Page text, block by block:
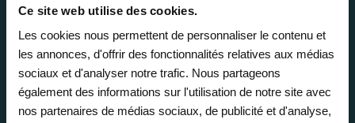
Ce site web utilise des cookies.
Les cookies nous permettent de personnaliser le contenu et
les annonces, d'offrir des fonctionnalités relatives aux médias
sociaux et d'analyser notre trafic. Nous partageons
également des informations sur l'utilisation de notre site avec
nos partenaires de médias sociaux, de publicité et d'analyse,
Je vous propose un
bilan personnalisé
Gratuite et sans engagement, une
première étape pour faire le point sur